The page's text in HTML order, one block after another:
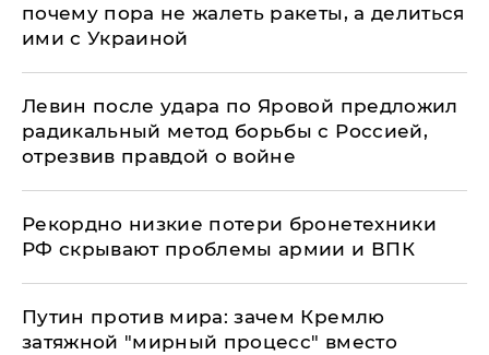
почему пора не жалеть ракеты, а делиться
ими с Украиной
Левин после удара по Яровой предложил
радикальный метод борьбы с Россией,
отрезвив правдой о войне
Рекордно низкие потери бронетехники
РФ скрывают проблемы армии и ВПК
Путин против мира: зачем Кремлю
затяжной "мирный процесс" вместо